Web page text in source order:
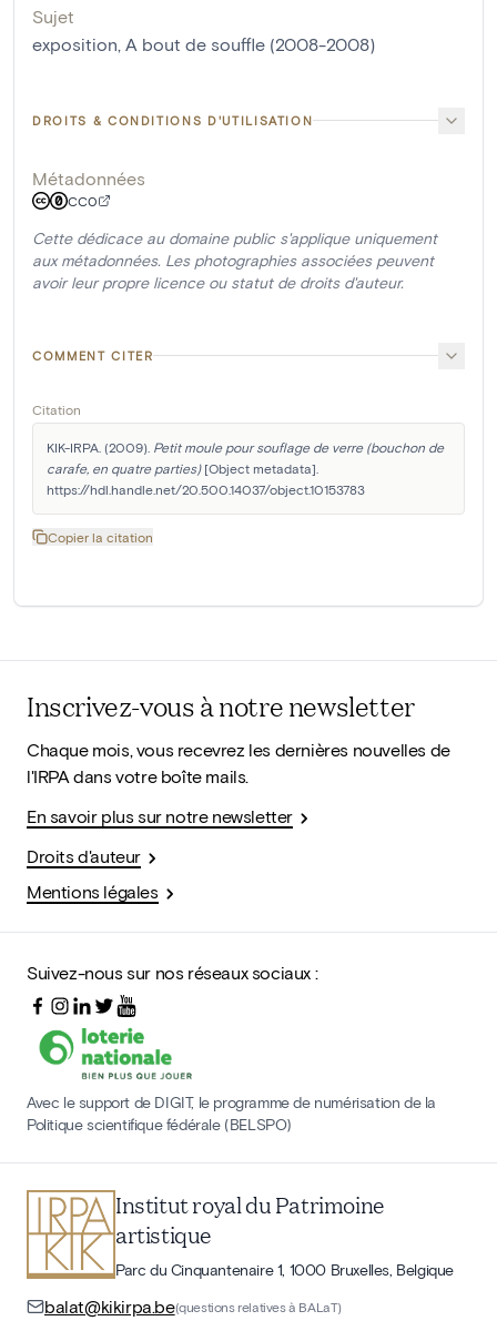
Sujet
exposition, A bout de souffle (2008-2008)
DROITS & CONDITIONS D'UTILISATION
Métadonnées
CC0
Cette dédicace au domaine public s'applique uniquement
aux métadonnées. Les photographies associées peuvent
avoir leur propre licence ou statut de droits d'auteur.
COMMENT CITER
Citation
KIK-IRPA. (2009). Petit moule pour souflage de verre (bouchon de
carafe, en quatre parties) [Object metadata].
https://hdl.handle.net/20.500.14037/object.10153783
Copier la citation
Inscrivez-vous à notre newsletter
Chaque mois, vous recevrez les dernières nouvelles de
l'IRPA dans votre boîte mails.
En savoir plus sur notre newsletter
Droits d'auteur
Mentions légales
Suivez-nous sur nos réseaux sociaux :
Avec le support de DIGIT, le programme de numérisation de la
Politique scientifique fédérale (BELSPO)
Institut royal du Patrimoine
artistique
Parc du Cinquantenaire 1, 1000 Bruxelles, Belgique
balat@kikirpa.be(questions relatives à BALaT)